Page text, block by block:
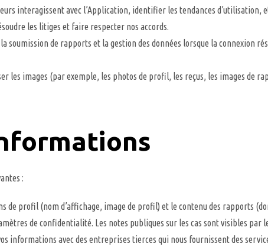
interagissent avec l’Application, identifier les tendances d’utilisation,
les litiges et faire respecter nos accords.
soumission de rapports et la gestion des données lorsque la connexion
les images (par exemple, les photos de profil, les reçus, les images de
:
de profil (nom d’affichage, image de profil) et le contenu des rapports
de confidentialité. Les notes publiques sur les cas sont visibles
informations avec des entreprises tierces qui nous fournissent des